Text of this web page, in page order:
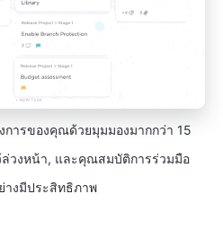
การของคุณด้วยมุมมองมากกว่า 15
ล่วงหน้า, และคุณสมบัติการร่วมมือ
างมีประสิทธิภาพ